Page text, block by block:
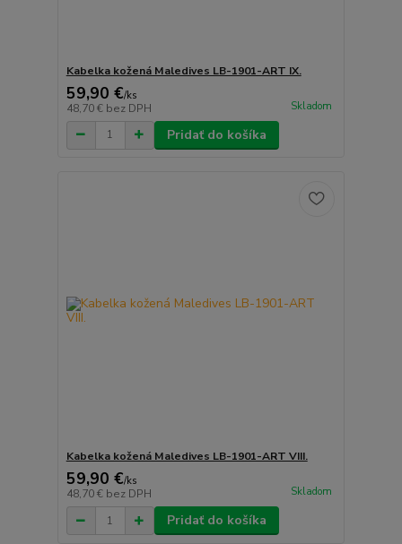
Kabelka kožená Maledives LB-1901-ART IX.
59,90 €/ks
48,70 € bez DPH Skladom
Pridať do košíka
Kabelka kožená Maledives LB-1901-ART VIII.
59,90 €/ks
48,70 € bez DPH Skladom
Pridať do košíka